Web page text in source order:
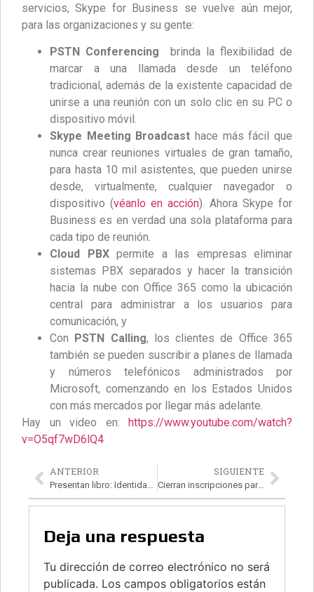
servicios, Skype for Business se vuelve aún mejor,
para las organizaciones y su gente:
PSTN Conferencing brinda la flexibilidad de
marcar a una llamada desde un teléfono
tradicional, además de la existente capacidad de
unirse a una reunión con un solo clic en su PC o
dispositivo móvil.
Skype Meeting Broadcast hace más fácil que
nunca crear reuniones virtuales de gran tamaño,
para hasta 10 mil asistentes, que pueden unirse
desde, virtualmente, cualquier navegador o
dispositivo (véanlo en acción). Ahora Skype for
Business es en verdad una sola plataforma para
cada tipo de reunión.
Cloud PBXpermite a las empresas eliminar
sistemas PBX separados y hacer la transición
hacia la nube con Office 365 como la ubicación
central para administrar a los usuarios para
comunicación, y
Con PSTN Calling, los clientes de Office 365
también se pueden suscribir a planes de llamada
y números telefónicos administrados por
Microsoft, comenzando en los Estados Unidos
con más mercados por llegar más adelante.
Hay un video en: https://www.youtube.com/watch?
v=O5qf7wD6lQ4
ANTERIOR
Presentan libro: Identidad Digital
SIGUIENTE
Cierran inscripciones para el Challenge Cup 2016
Deja una respuesta
Tu dirección de correo electrónico no será
publicada. Los campos obligatorios están